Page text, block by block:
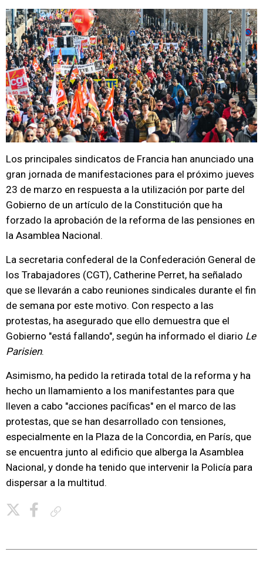
Los principales sindicatos de Francia han anunciado una
gran jornada de manifestaciones para el próximo jueves
23 de marzo en respuesta a la utilización por parte del
Gobierno de un artículo de la Constitución que ha
forzado la aprobación de la reforma de las pensiones en
la Asamblea Nacional.
La secretaria confederal de la Confederación General de
los Trabajadores (CGT), Catherine Perret, ha señalado
que se llevarán a cabo reuniones sindicales durante el fin
de semana por este motivo. Con respecto a las
protestas, ha asegurado que ello demuestra que el
Gobierno "está fallando", según ha informado el diario Le
Parisien.
Asimismo, ha pedido la retirada total de la reforma y ha
hecho un llamamiento a los manifestantes para que
lleven a cabo "acciones pacíficas" en el marco de las
protestas, que se han desarrollado con tensiones,
especialmente en la Plaza de la Concordia, en París, que
se encuentra junto al edificio que alberga la Asamblea
Nacional, y donde ha tenido que intervenir la Policía para
dispersar a la multitud.